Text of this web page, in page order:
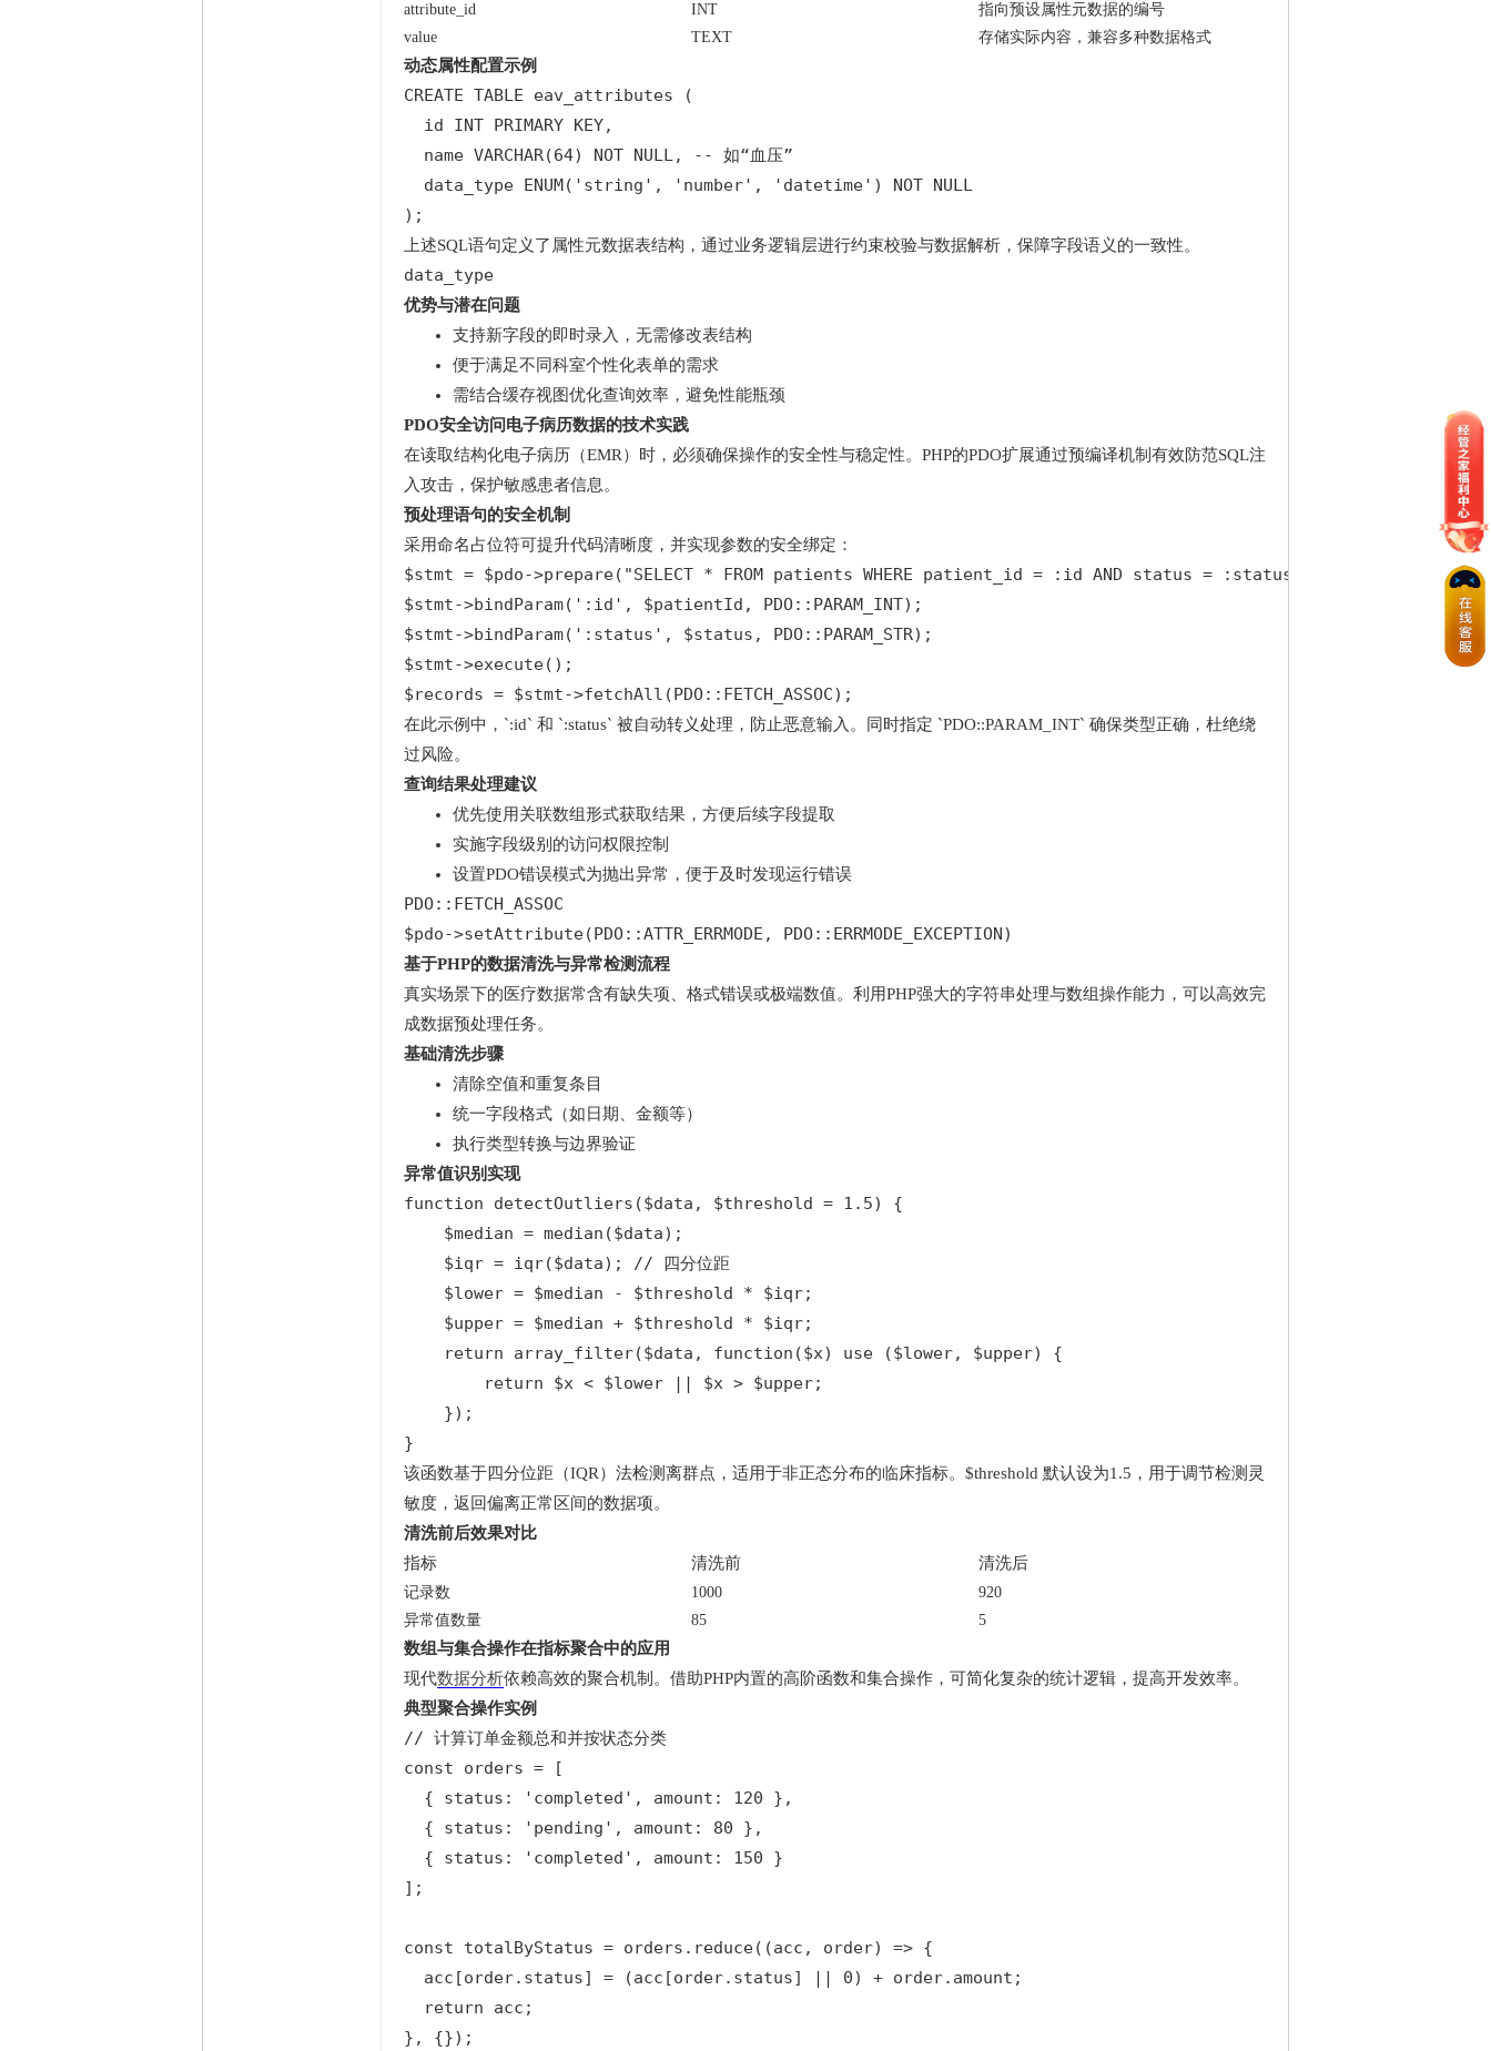
attribute_id
INT
指向预设属性元数据的编号
value
TEXT 存储实际内容，兼容多种数据格式
动态属性配置示例
CREATE TABLE eav_attributes (
  id INT PRIMARY KEY,
  name VARCHAR(64) NOT NULL, -- 如“血压”
  data_type ENUM('string', 'number', 'datetime') NOT NULL
);
上述SQL语句定义了属性元数据表结构，通过业务逻辑层进行约束校验与数据解析，保障字段语义的一致性。
data_type
优势与潜在问题
支持新字段的即时录入，无需修改表结构
便于满足不同科室个性化表单的需求
需结合缓存视图优化查询效率，避免性能瓶颈
PDO安全访问电子病历数据的技术实践
在读取结构化电子病历（EMR）时，必须确保操作的安全性与稳定性。PHP的PDO扩展通过预编译机制有效防范SQL注
入攻击，保护敏感患者信息。
预处理语句的安全机制
采用命名占位符可提升代码清晰度，并实现参数的安全绑定：
$stmt = $pdo->prepare("SELECT * FROM patients WHERE patient_id = :id AND status = :status");
$stmt->bindParam(':id', $patientId, PDO::PARAM_INT);
$stmt->bindParam(':status', $status, PDO::PARAM_STR);
$stmt->execute();
$records = $stmt->fetchAll(PDO::FETCH_ASSOC);
在此示例中，`:id` 和 `:status` 被自动转义处理，防止恶意输入。同时指定 `PDO::PARAM_INT` 确保类型正确，杜绝绕
过风险。
查询结果处理建议
优先使用关联数组形式获取结果，方便后续字段提取
实施字段级别的访问权限控制
设置PDO错误模式为抛出异常，便于及时发现运行错误
PDO::FETCH_ASSOC
$pdo->setAttribute(PDO::ATTR_ERRMODE, PDO::ERRMODE_EXCEPTION)
基于PHP的数据清洗与异常检测流程
真实场景下的医疗数据常含有缺失项、格式错误或极端数值。利用PHP强大的字符串处理与数组操作能力，可以高效完
成数据预处理任务。
基础清洗步骤
清除空值和重复条目
统一字段格式（如日期、金额等）
执行类型转换与边界验证
异常值识别实现
function detectOutliers($data, $threshold = 1.5) {
    $median = median($data);
    $iqr = iqr($data); // 四分位距
    $lower = $median - $threshold * $iqr;
    $upper = $median + $threshold * $iqr;
    return array_filter($data, function($x) use ($lower, $upper) {
        return $x < $lower || $x > $upper;
    });
}
该函数基于四分位距（IQR）法检测离群点，适用于非正态分布的临床指标。$threshold 默认设为1.5，用于调节检测灵
敏度，返回偏离正常区间的数据项。
清洗前后效果对比
指标
清洗前 清洗后
记录数 1000
920
异常值数量
85 5
数组与集合操作在指标聚合中的应用
现代数据分析依赖高效的聚合机制。借助PHP内置的高阶函数和集合操作，可简化复杂的统计逻辑，提高开发效率。
典型聚合操作实例
// 计算订单金额总和并按状态分类
const orders = [
  { status: 'completed', amount: 120 },
  { status: 'pending', amount: 80 },
  { status: 'completed', amount: 150 }
];
const totalByStatus = orders.reduce((acc, order) => {
  acc[order.status] = (acc[order.status] || 0) + order.amount;
  return acc;
}, {});